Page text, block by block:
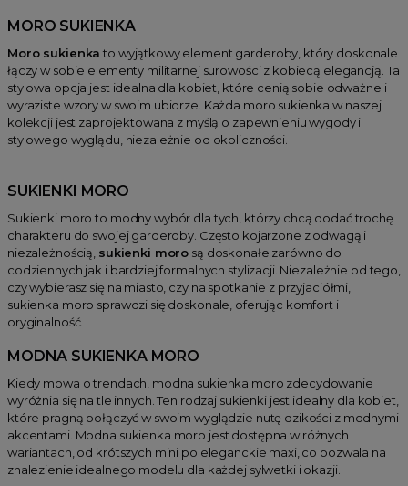
Sukienki rozkloszowane
Sukienki dresowe
Sukienki na wesele
Sukienki na komunię
Sukienki na chrzciny
Sukienki z tiulem
Sukienki dla świadkowej / druhny
Sukienki z gorsetem
Sukienki neonowe
Sukienki szmizjerki
Sukienki w paski
Sukienki świąteczne
Sukienki plus size
Sukienki na wesele dla mamy i teściowej
Sukienki dla 40 latek
Sukienki dla 50 latek
MORO SUKIENKA
Moro sukienka to wyjątkowy element garderoby, który doskonale
łączy w sobie elementy militarnej surowości z kobiecą elegancją. Ta
stylowa opcja jest idealna dla kobiet, które cenią sobie odważne i
wyraziste wzory w swoim ubiorze. Każda moro sukienka w naszej
kolekcji jest zaprojektowana z myślą o zapewnieniu wygody i
stylowego wyglądu, niezależnie od okoliczności.
SUKIENKI MORO
Sukienki moro to modny wybór dla tych, którzy chcą dodać trochę
charakteru do swojej garderoby. Często kojarzone z odwagą i
niezależnością, sukienki moro są doskonałe zarówno do
codziennych jak i bardziej formalnych stylizacji. Niezależnie od tego,
czy wybierasz się na miasto, czy na spotkanie z przyjaciółmi,
sukienka moro sprawdzi się doskonale, oferując komfort i
oryginalność.
MODNA SUKIENKA MORO
Kiedy mowa o trendach, modna sukienka moro zdecydowanie
wyróżnia się na tle innych. Ten rodzaj sukienki jest idealny dla kobiet,
które pragną połączyć w swoim wyglądzie nutę dzikości z modnymi
akcentami. Modna sukienka moro jest dostępna w różnych
wariantach, od krótszych mini po eleganckie maxi, co pozwala na
znalezienie idealnego modelu dla każdej sylwetki i okazji.